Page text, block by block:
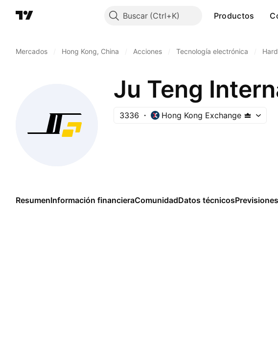
Buscar Productos
Mercados Hong Kong, China Acciones Tecnología electrónica
Ju Teng
3336 Hong Kong Exchange
ResumenInformación financieraComunidadDatos técnicosPrevisiones